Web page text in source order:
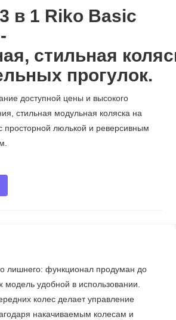
в 1 Riko Basic
стильная
прогулок.
доступной цены и высокого
стильная модульная коляска на
просторной люлькой и реверсивным
лишнего: функционал продуман до
удобной в использовании.
колес делает управление
накачиваемым колесам и